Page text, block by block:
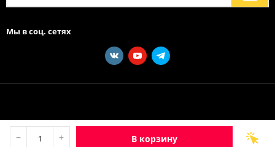
− + В корзину
Мы в соц. сетях